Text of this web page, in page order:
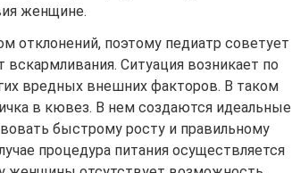
женщине.
отклонений, поэтому педиатр советует
Ситуация возникает по
вредных внешних факторов. В таком
в кювез. В нем создаются идеальные
быстрому росту и правильному
процедура питания осуществляется